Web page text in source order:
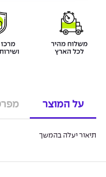
על המוצר
תיאור יעלה בהמשך